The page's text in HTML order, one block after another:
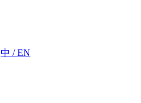
中 / EN